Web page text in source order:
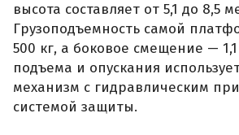
высота составляет от 5,1 до 8,5
Грузоподъемность самой
500 кг, а боковое смещение —
подъема и опускания
механизм с гидравлическим
системой защиты.